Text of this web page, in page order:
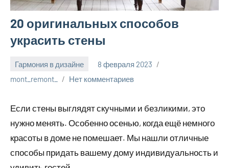
20 оригинальных способов
украсить стены
Гармония в дизайне
8 февраля 2023
mont_remont_
Нет комментариев
Если стены выглядят скучными и безликими, это
нужно менять. Особенно осенью, когда ещё немного
красоты в доме не помешает. Мы нашли отличные
способы придать вашему дому индивидуальность и